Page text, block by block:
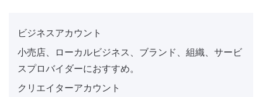
ビジネスアカウント
小売店、ローカルビジネス、ブランド、組織、サービ
スプロバイダーにおすすめ。
クリエイターアカウント